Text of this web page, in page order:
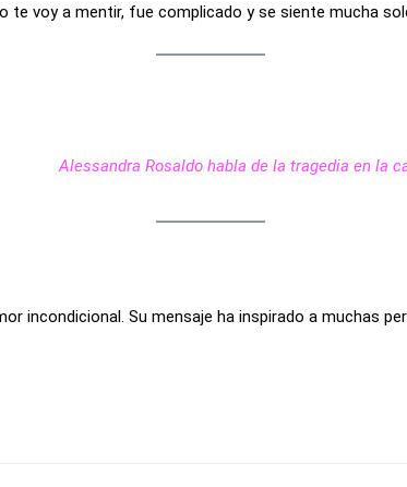
te voy a mentir, fue complicado y se siente mucha
Alessandra Rosaldo habla de la tragedia en la
incondicional. Su mensaje ha inspirado a muchas